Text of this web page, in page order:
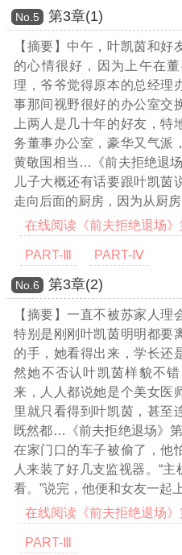
Νο.5 第3章(1)
【摘要】中午，叶凯茵和
的心情很好，因为上午在
理，爷爷觉得原本的总经理
事那间视野很好的办公室交
上两人是几十年的好友，
务董事办公室，豪华又气派
黄敬国相当 …《前夫拒绝退
儿子大概还有话要跟叶凯茵
走向后面的厨房，因为从厨
在线阅读《前夫拒绝退场》
PART-Ⅲ PART-Ⅳ
Νο.6 第3章(2)
【摘要】一直不被苏家人理
特别是刚刚叶凯茵明明都要
的手，她看得出来，学长还
然她不否认叶凯茵样貌不
来，人人都说她是个美女医
里就只看得到叶凯茵，甚至
既然都…《前夫拒绝退场》
在家门口的车子被偷了，他
人来装了好几支监视器。“
看。”说完，他便和女友一起
在线阅读《前夫拒绝退场》
PART-Ⅲ